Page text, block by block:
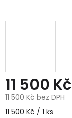
11 500 Kč
11 500 Kč bez DPH
Měrná
11 500 Kč / 1 ks